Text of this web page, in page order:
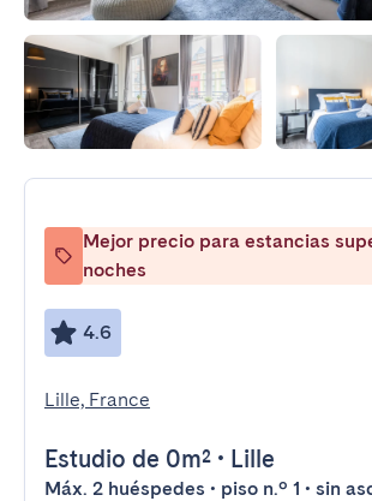
Mejor precio para estancias
noches
4.6
Lille, France
Estudio de 0m² • Lille
Máx. 2 huéspedes • piso n.º 1 • sin